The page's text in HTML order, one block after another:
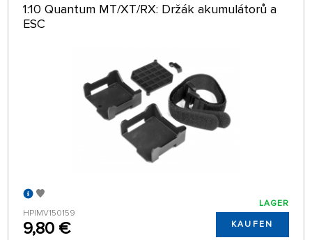
1:10 Quantum MT/XT/RX: Držák akumulátorů a
ESC
HPIMV150159
9,80 €
LAGER
KAUFEN